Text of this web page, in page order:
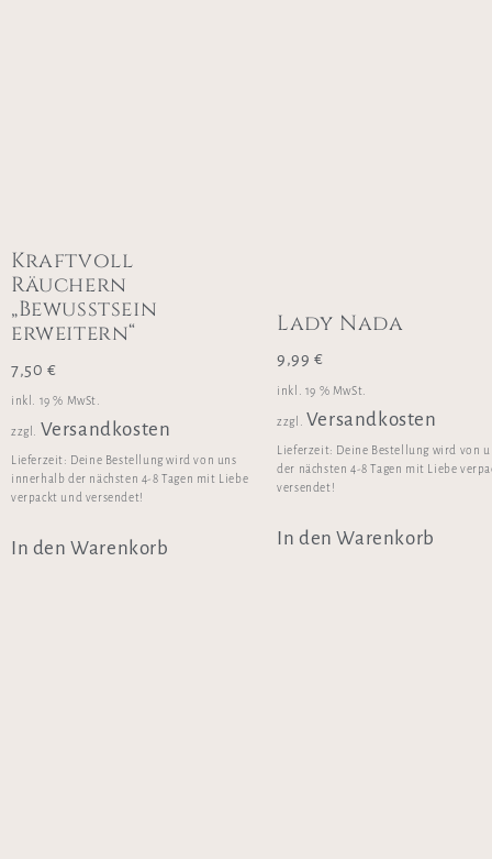
Kraftvoll
Räuchern
„Bewusstsein
erweitern“
7,50 €
inkl. 19 % MwSt.
zzgl. Versandkosten
Lieferzeit: Deine Bestellung wird von uns
innerhalb der nächsten 4-8 Tagen mit Liebe
verpackt und versendet!
In den Warenkorb
Lady Nada
9,99€
inkl. 19 % MwSt.
zzgl. Versandkosten
Lieferzeit: Deine Bestellung wird von
der nächsten 4-8 Tagen mit Liebe
versendet!
In den Warenkorb